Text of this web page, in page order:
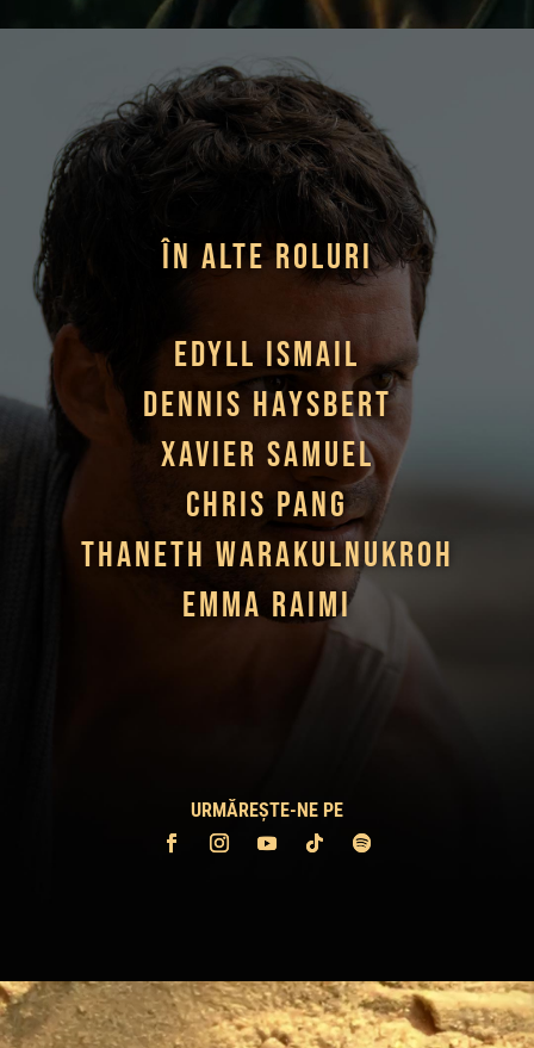
ÎN ALTE ROLURI
Edyll Ismail
Dennis Haysbert
Xavier Samuel
Chris Pang
Thaneth Warakulnukroh
Emma Raimi
URMĂREȘTE-NE PE